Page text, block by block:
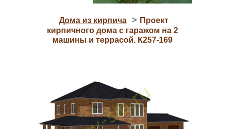
Дома из кирпича > Проект
кирпичного дома с гаражом на 2
машины и террасой. К257-169